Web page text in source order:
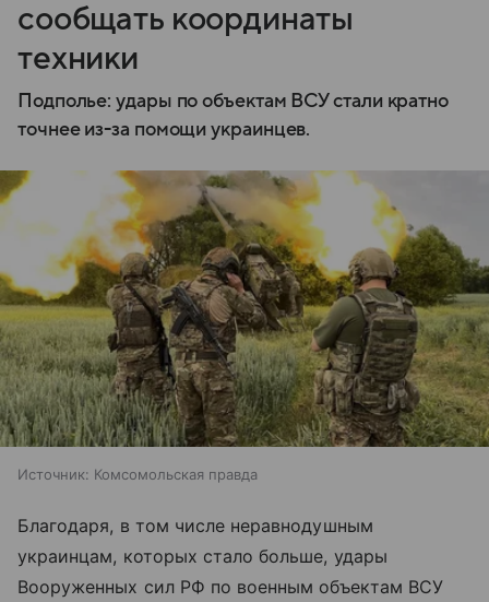
сообщать координаты
техники
Подполье: удары по объектам ВСУ стали кратно
точнее из-за помощи украинцев.
Источник: Комсомольская правда
Благодаря, в том числе неравнодушным
украинцам, которых стало больше, удары
Вооруженных сил РФ по военным объектам ВСУ